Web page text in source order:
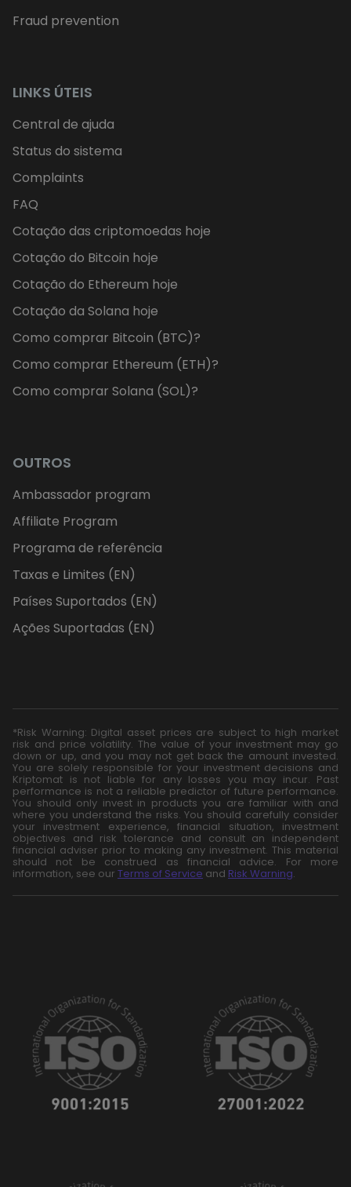
Fraud prevention
LINKS ÚTEIS
Central de ajuda
Status do sistema
Complaints
FAQ
Cotação das criptomoedas hoje
Cotação do Bitcoin hoje
Cotação do Ethereum hoje
Cotação da Solana hoje
Como comprar Bitcoin (BTC)?
Como comprar Ethereum (ETH)?
Como comprar Solana (SOL)?
OUTROS
Ambassador program
Affiliate Program
Programa de referência
Taxas e Limites (EN)
Países Suportados (EN)
Ações Suportadas (EN)
*Risk Warning: Digital asset prices are subject to high market
risk and price volatility. The value of your investment may go
down or up, and you may not get back the amount invested.
You are solely responsible for your investment decisions and
Kriptomat is not liable for any losses you may incur. Past
performance is not a reliable predictor of future performance.
You should only invest in products you are familiar with and
where you understand the risks. You should carefully consider
your investment experience, financial situation, investment
objectives and risk tolerance and consult an independent
financial adviser prior to making any investment. This material
should not be construed as financial advice. For more
information, see our Terms of Service and Risk Warning.